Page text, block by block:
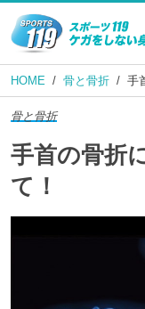
HOME 骨と骨折 手
骨と骨折
手首の骨折
て！